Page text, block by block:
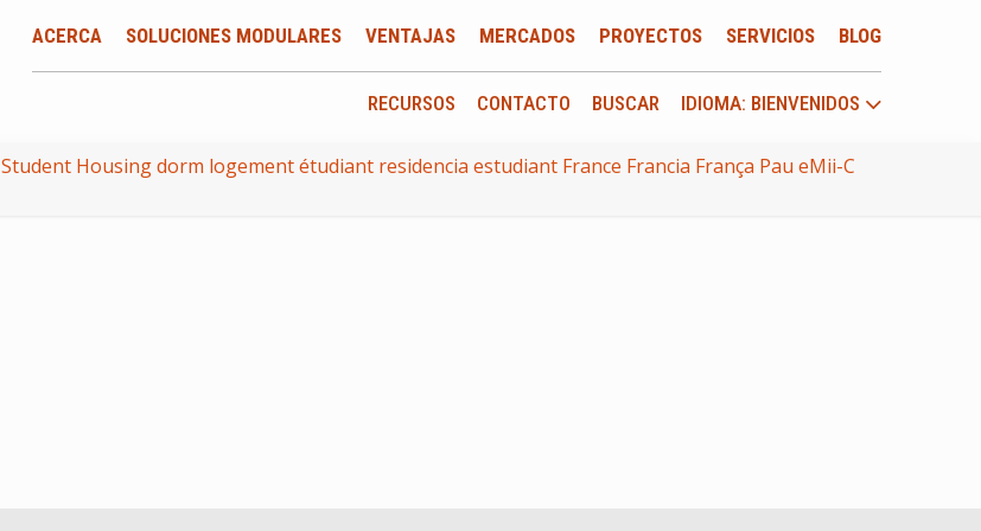
ACERCA SOLUCIONES MODULARES VENTAJAS MERCADOS PROYECTOS SERVICIOS BLOG
RECURSOS CONTACTO BUSCAR IDIOMA: BIENVENIDOS
Student Housing dorm logement étudiant residencia estudiant France Francia França Pau eMii-C